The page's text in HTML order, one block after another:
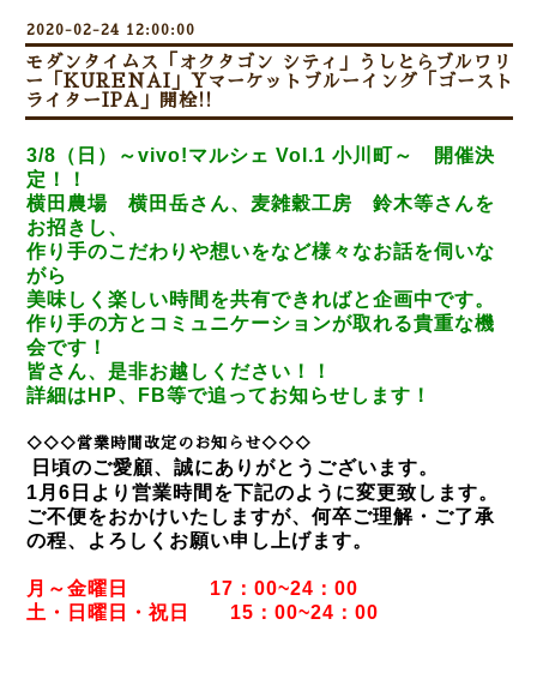
2020-02-24 12:00:00
モダンタイムス「オクタゴン シティ」うしとらブルワリ
ー「KURENAI」Yマーケットブルーイング「ゴースト
ライターIPA」開栓!!
3/8（日）～vivo!マルシェ Vol.1 小川町～
開催決
定！！
横田農場 横田岳さん、麦雑穀工房 鈴木等さんを
お招きし、
作り手のこだわりや想いをなど様々なお話を伺いな
がら
美味しく楽しい時間を共有できればと企画中です。
作り手の方とコミュニケーションが取れる貴重な機
会です！
皆さん、是非お越しください！！
詳細はHP、FB等で追ってお知らせします！
◇◇◇営業時間改定のお知らせ◇◇◇
日頃のご愛顧、誠にありがとうございます。
1月6日より営業時間を下記のように変更致します。
ご不便をおかけいたしますが、何卒ご理解・ご了承
の程、よろしくお願い申し上げます。
月～金曜日 17：00~24：00
土・日曜日・祝日 15：00~24：00